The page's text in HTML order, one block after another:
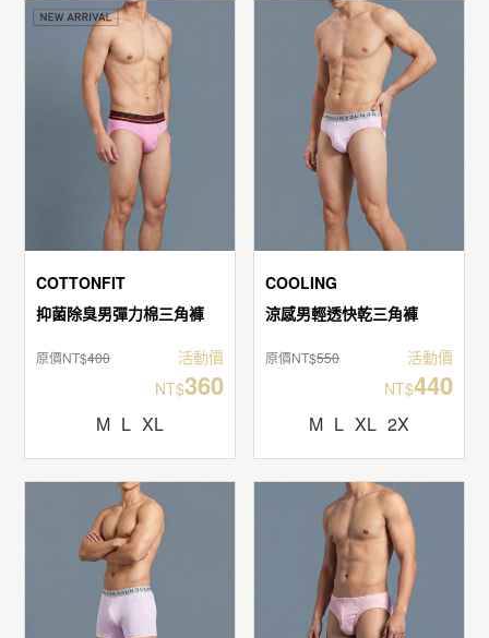
COTTONFIT
抑菌除臭男彈力棉三角褲
原價NT$400
活動價
NT$360
M L XL
COOLING
涼感男輕透快乾三角褲
原價NT$550
活動價
NT$440
M L XL 2X